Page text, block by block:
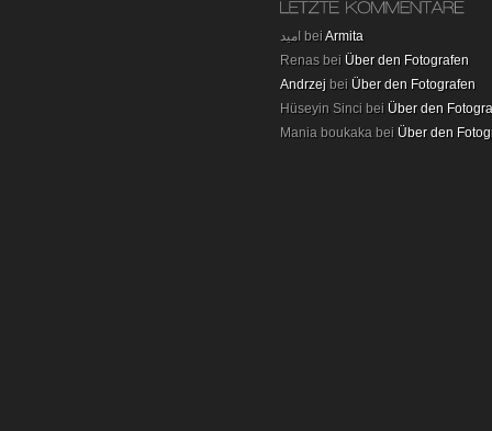
امید bei Armita
Renas bei Über den Fotografen
Andrzej bei Über den Fotografen
Hüseyin Sinci bei Über den
Mania boukaka bei Über den